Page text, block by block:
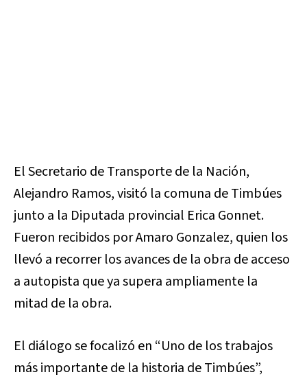
El Secretario de Transporte de la Nación,
Alejandro Ramos, visitó la comuna de Timbúes
junto a la Diputada provincial Erica Gonnet.
Fueron recibidos por Amaro Gonzalez, quien los
llevó a recorrer los avances de la obra de acceso
a autopista que ya supera ampliamente la
mitad de la obra.
El diálogo se focalizó en “Uno de los trabajos
más importante de la historia de Timbúes”,